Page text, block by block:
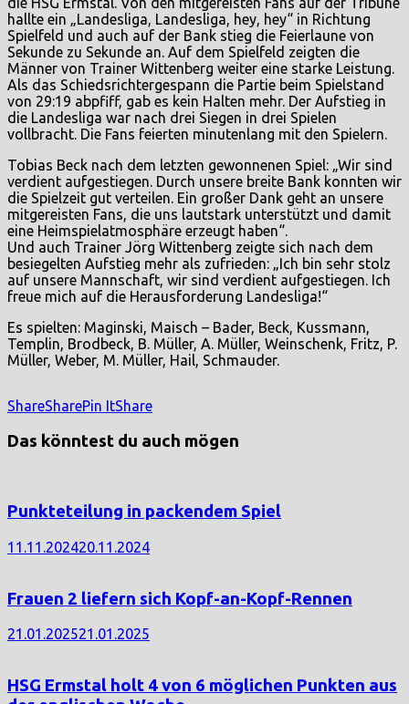
hallte ein „Landesliga, Landesliga, hey, hey“ in Richtung
Spielfeld und auch auf der Bank stieg die Feierlaune von
Sekunde zu Sekunde an. Auf dem Spielfeld zeigten die
Männer von Trainer Wittenberg weiter eine starke Leistung.
Als das Schiedsrichtergespann die Partie beim Spielstand
von 29:19 abpfiff, gab es kein Halten mehr. Der Aufstieg in
die Landesliga war nach drei Siegen in drei Spielen
vollbracht. Die Fans feierten minutenlang mit den Spielern.
Tobias Beck nach dem letzten gewonnenen Spiel: „Wir sind
verdient aufgestiegen. Durch unsere breite Bank konnten wir
die Spielzeit gut verteilen. Ein großer Dank geht an unsere
mitgereisten Fans, die uns lautstark unterstützt und damit
eine Heimspielatmosphäre erzeugt haben“.
Und auch Trainer Jörg Wittenberg zeigte sich nach dem
besiegelten Aufstieg mehr als zufrieden: „Ich bin sehr stolz
auf unsere Mannschaft, wir sind verdient aufgestiegen. Ich
freue mich auf die Herausforderung Landesliga!“
Es spielten: Maginski, Maisch – Bader, Beck, Kussmann,
Templin, Brodbeck, B. Müller, A. Müller, Weinschenk, Fritz, P.
Müller, Weber, M. Müller, Hail, Schmauder.
ShareSharePin ItShare
Das könntest du auch mögen
Punkteteilung in packendem Spiel
11.11.202420.11.2024
Frauen 2 liefern sich Kopf-an-Kopf-Rennen
21.01.202521.01.2025
HSG Ermstal holt 4 von 6 möglichen Punkten aus